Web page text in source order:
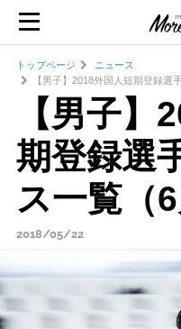
トップページ
ニュース
【男子】2018外国人短期登録選
【男子】
期登録選
ス一覧（6
2018/05/22